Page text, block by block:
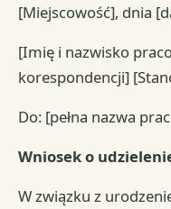
[Miejscowość], dnia
[Imię i nazwisko
korespondencji]
Do: [pełna nazwa
Wniosek o
W związku z